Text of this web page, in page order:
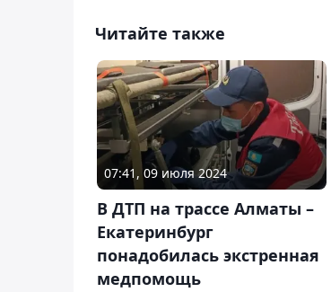
Читайте также
07:41, 09 июля 2024
В ДТП на трассе Алматы –
Екатеринбург
понадобилась экстренная
медпомощь